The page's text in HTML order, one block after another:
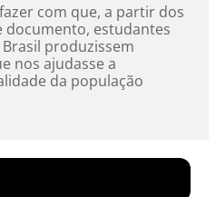
com que, a partir dos
estudantes
produzissem
nos ajudasse a
da população